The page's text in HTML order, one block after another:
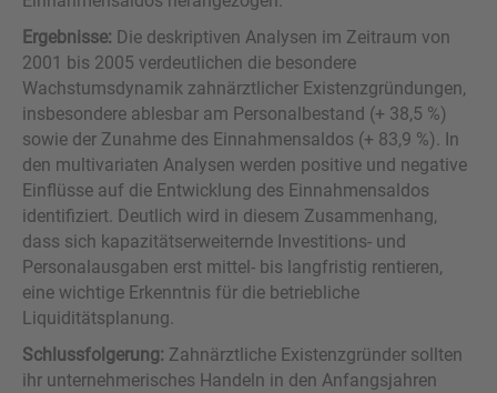
Ergebnisse: Die deskriptiven Analysen im Zeitraum von
2001 bis 2005 verdeutlichen die besondere
Wachstumsdynamik zahnärztlicher Existenzgründungen,
insbesondere ablesbar am Personalbestand (+ 38,5 %)
sowie der Zunahme des Einnahmensaldos (+ 83,9 %). In
den multivariaten Analysen werden positive und negative
Einflüsse auf die Entwicklung des Einnahmensaldos
identifiziert. Deutlich wird in diesem Zusammenhang,
dass sich kapazitätserweiternde Investitions- und
Personalausgaben erst mittel- bis langfristig rentieren,
eine wichtige Erkenntnis für die betriebliche
Liquiditätsplanung.
Schlussfolgerung: Zahnärztliche Existenzgründer sollten
ihr unternehmerisches Handeln in den Anfangsjahren